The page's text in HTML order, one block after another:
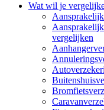
Wat wil je
vergelijken